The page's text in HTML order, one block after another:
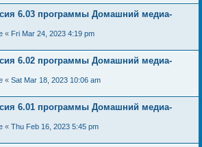
6.03 программы Домашний медиа-
« Fri Mar 24, 2023 4:19 pm
6.02 программы Домашний медиа-
« Sat Mar 18, 2023 10:06 am
6.01 программы Домашний медиа-
« Thu Feb 16, 2023 5:45 pm